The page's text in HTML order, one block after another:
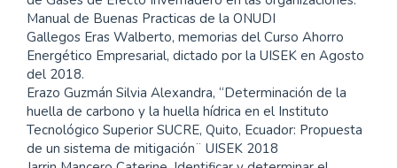
Manual de Buenas Practicas de la ONUDI
Gallegos Eras Walberto, memorias del Curso Ahorro
Energético Empresarial, dictado por la UISEK en Agosto
del 2018.
Erazo Guzmán Silvia Alexandra, “Determinación de la
huella de carbono y la huella hídrica en el Instituto
Tecnológico Superior SUCRE, Quito, Ecuador: Propuesta
de un sistema de mitigación¨ UISEK 2018